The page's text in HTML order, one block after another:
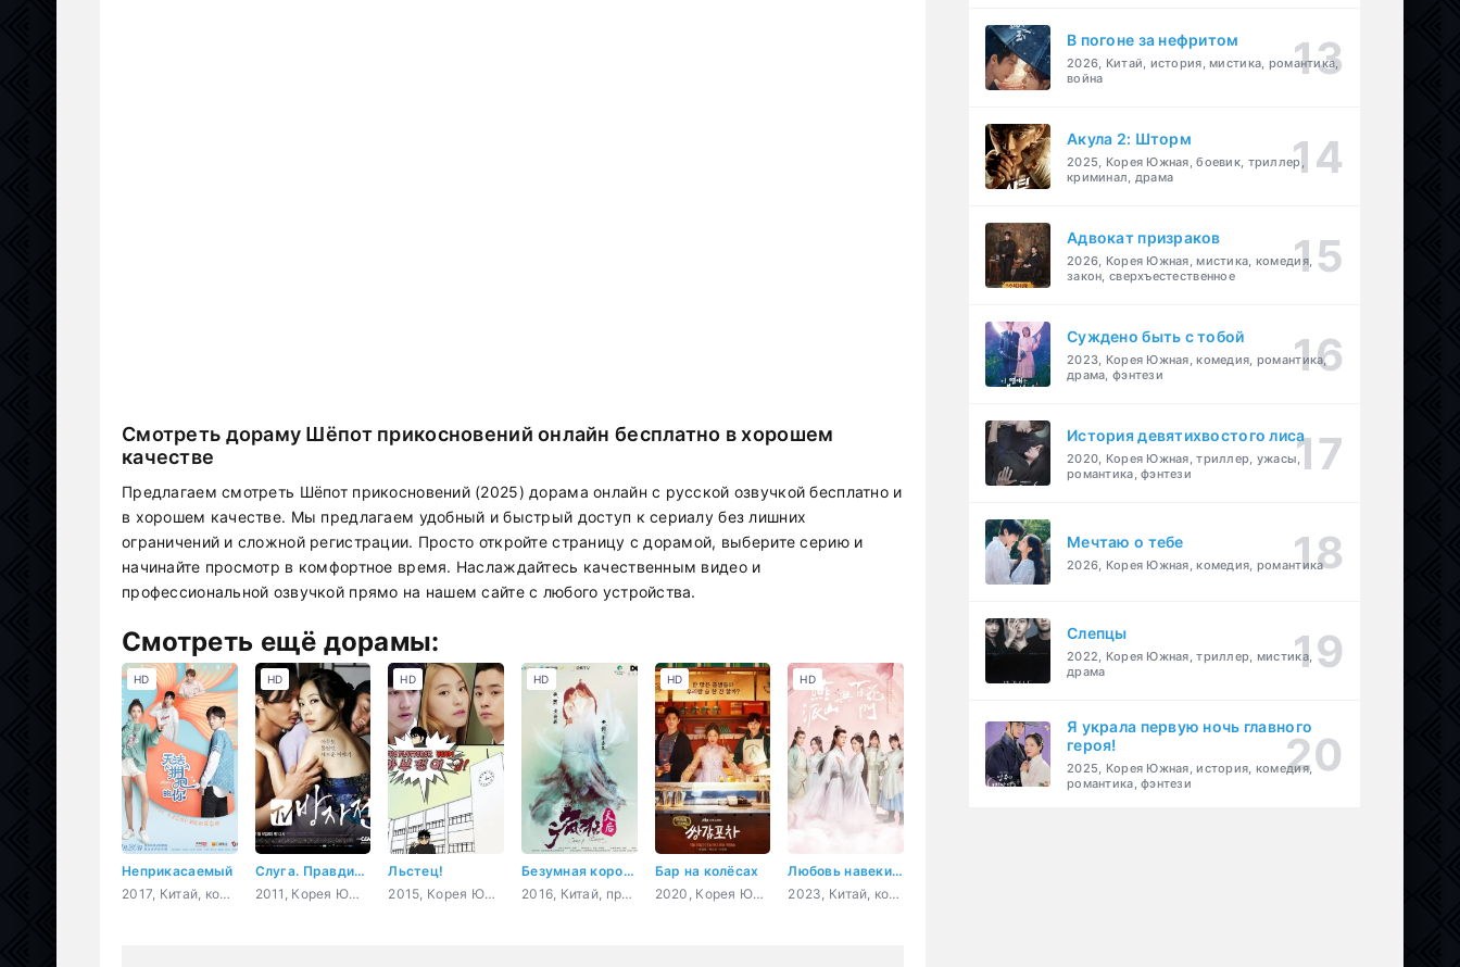
Смотреть дораму Шёпот прикосновений онлайн бесплатно в хорошем
качестве
Предлагаем смотреть Шёпот прикосновений (2025) дорама онлайн с русской озвучкой бесплатно и
в хорошем качестве. Мы предлагаем удобный и быстрый доступ к сериалу без лишних
ограничений и сложной регистрации. Просто откройте страницу с дорамой, выберите серию и
начинайте просмотр в комфортное время. Наслаждайтесь качественным видео и
профессиональной озвучкой прямо на нашем сайте с любого устройства.
Смотреть ещё дорамы:
Неприкасаемый
2017, Китай, комедия, романтика, молодость, сверхъестественное
HD
Слуга. Правдивая история Пан-джа
2011, Корея Южная, история, романтика, драма
HD
Льстец!
2015, Корея Южная, комедия, романтика, молодость, драма
HD
Безумная королева
2016, Китай, приключения, история, комедия, романтика
HD
Бар на колёсах
2020, Корея Южная, мистика, комедия, драма, фэнтези
HD
Любовь навеки молодая
2023, Китай, комедия, романтика, восточные единоборства
HD
В погоне за нефритом
2026, Китай, история, мистика, романтика,
война
Акула 2: Шторм
2025, Корея Южная, боевик, триллер,
криминал, драма
Адвокат призраков
2026, Корея Южная, мистика, комедия,
закон, сверхъестественное
Суждено быть с тобой
2023, Корея Южная, комедия, романтика,
драма, фэнтези
История девятихвостого лиса
2020, Корея Южная, триллер, ужасы,
романтика, фэнтези
Мечтаю о тебе
2026, Корея Южная, комедия, романтика
Слепцы
2022, Корея Южная, триллер, мистика,
драма
Я украла первую ночь главного
героя!
2025, Корея Южная, история, комедия,
романтика, фэнтези